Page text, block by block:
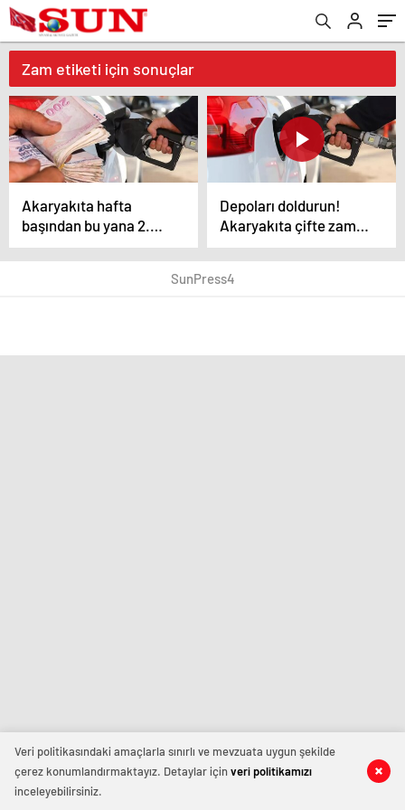
Zam etiketi için sonuçlar
Akaryakıta hafta
başından bu yana 2.
zam! İşte yeni fiyatlar
Depoları doldurun!
Akaryakıta çifte zam
geliyor
SunPress4
Veri politikasındaki amaçlarla sınırlı ve mevzuata uygun şekilde
çerez konumlandırmaktayız. Detaylar içinveri politikamızı
inceleyebilirsiniz.